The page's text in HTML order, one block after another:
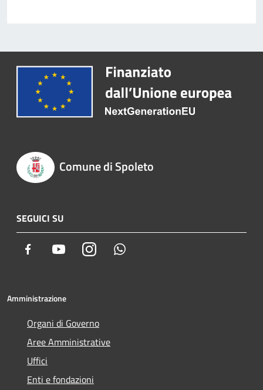
Comune di Spoleto
SEGUICI SU
Facebook YoutubeInstagram
Amministrazione
Organi di Governo
Aree Amministrative
Uffici
Enti e fondazioni